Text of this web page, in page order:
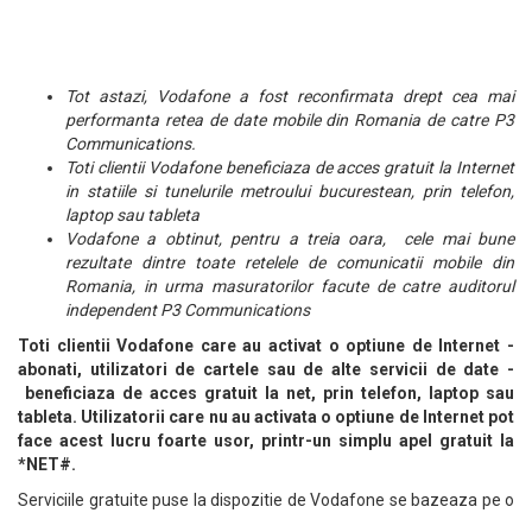
Tot astazi, Vodafone a fost reconfirmata drept cea mai
performanta retea de date mobile din Romania de catre P3
Communications.
Toti clientii Vodafone beneficiaza de acces gratuit la Internet
in statiile si tunelurile metroului bucurestean, prin telefon,
laptop sau tableta
Vodafone a obtinut, pentru a treia oara, cele mai bune
rezultate dintre toate retelele de comunicatii mobile din
Romania, in urma masuratorilor facute de catre auditorul
independent P3 Communications
Toti clientii Vodafone care au activat o optiune de Internet -
abonati, utilizatori de cartele sau de alte servicii de date -
beneficiaza de acces gratuit la net, prin telefon, laptop sau
tableta. Utilizatorii care nu au activata o optiune de Internet pot
face acest lucru foarte usor, printr-un simplu apel gratuit la
*NET#.
Serviciile gratuite puse la dispozitie de Vodafone se bazeaza pe o